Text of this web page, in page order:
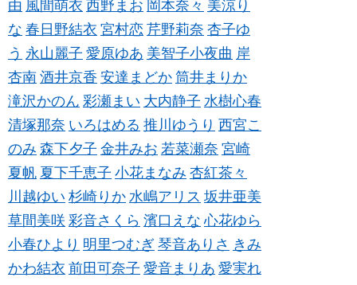
由 風間萌衣 西野まお 岡本奈々 美涼り
な 春日野結衣 宮村恋 芹野莉奈 杏子ゆ
う 永山麗子 愛原ゆあ 美智子小夜曲 岸
杏南 酒井京香 安達まどか 筒井まりか
滝沢かのん 彩瀬まい 大内静子 水樹心春
清塚那奈 いろはめる 推川ゆうり 西宮こ
のみ 森下夕子 金井みお 若菜瀬奈 宮崎
夏帆 夏下千恵子 小花まなみ 杏紅茶々
川越ゆい 杉崎りか 水嶋アリス 坂井亜美
草間美咲 彩音さくら 濱口えな 心花ゆら
小春ひより 明里つむぎ 琴音ありさ きみ
かわ結衣 前田可奈子 愛音まりあ 愛実れ